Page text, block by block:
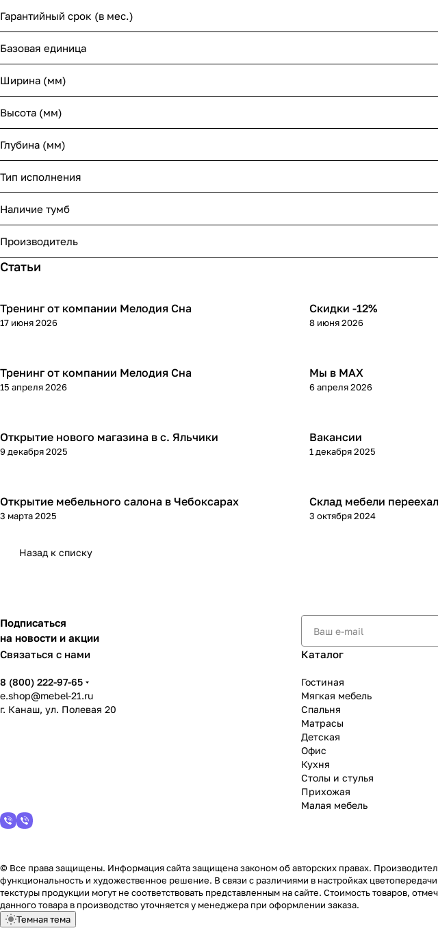
Гарантийный срок (в мес.)
Базовая единица
Ширина (мм)
Высота (мм)
Глубина (мм)
Тип исполнения
Наличие тумб
Производитель
Статьи
Тренинг от компании Мелодия Сна
17 июня 2026
Скидки -12%
8 июня 2026
Тренинг от компании Мелодия Сна
15 апреля 2026
Мы в МАХ
6 апреля 2026
Открытие нового магазина в с. Яльчики
9 декабря 2025
Вакансии
1 декабря 2025
Открытие мебельного салона в Чебоксарах
3 марта 2025
Склад мебели переехал
3 октября 2024
Назад к списку
Подписаться
на новости и акции
Связаться с нами
8 (800) 222-97-65
e.shop@mebel-21.ru
г. Канаш, ул. Полевая 20
Каталог
Гостиная
Мягкая мебель
Спальня
Матрасы
Детская
Офис
Кухня
Столы и стулья
Прихожая
Малая мебель
© Все права защищены. Информация сайта защищена законом об авторских правах.
функциональность и художественное решение. В связи с различиями в настройках
текстуры продукции могут не соответствовать представленным на сайте. Стоимость товаров,
данного товара в производство уточняется у менеджера при оформлении заказа.
Темная тема